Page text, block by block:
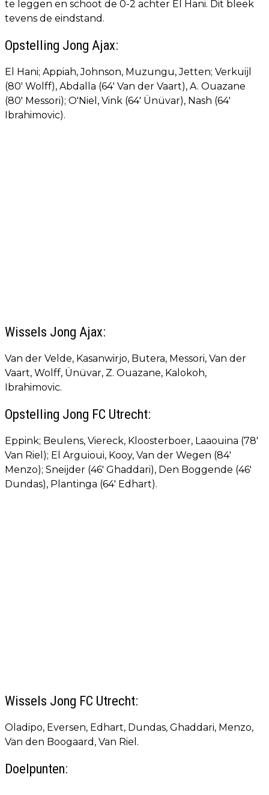
te leggen en schoot de 0-2 achter El Hani. Dit bleek
tevens de eindstand.
Opstelling Jong Ajax:
El Hani; Appiah, Johnson, Muzungu, Jetten; Verkuijl
(80' Wolff), Abdalla (64' Van der Vaart), A. Ouazane
(80' Messori); O'Niel, Vink (64' Ünüvar), Nash (64'
Ibrahimovic).
Wissels Jong Ajax:
Van der Velde, Kasanwirjo, Butera, Messori, Van der
Vaart, Wolff, Ünüvar, Z. Ouazane, Kalokoh,
Ibrahimovic.
Opstelling Jong FC Utrecht:
Eppink; Beulens, Viereck, Kloosterboer, Laaouina (78'
Van Riel); El Arguioui, Kooy, Van der Wegen (84'
Menzo); Sneijder (46' Ghaddari), Den Boggende (46'
Dundas), Plantinga (64' Edhart).
Wissels Jong FC Utrecht:
Oladipo, Eversen, Edhart, Dundas, Ghaddari, Menzo,
Van den Boogaard, Van Riel.
Doelpunten: